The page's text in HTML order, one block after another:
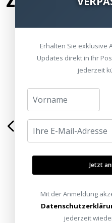
★★★★☆
Sony TA-AN1000 7.2
Verstärker -
Spektakulärer Klang ►
-23% 999,00 € UVP
769,00 €
Erhalten Sie exklusive
Updates direkt in Ihr
jederzeit
Jetzt
Mit der Anmeldung
jederzeit